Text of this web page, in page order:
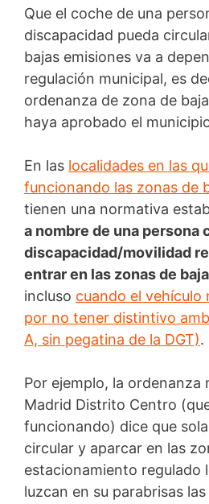
Que el coche de una
discapacidad pueda
bajas emisiones va a
regulación municipal, es
ordenanza de zona de
haya aprobado el
En las localidades en las
funcionando las zonas de
tienen una normativa
a nombre de una persona
discapacidad/movilidad
entrar en las zonas de
incluso cuando el vehículo
por no tener distintivo
A, sin pegatina de la DGT).
Por ejemplo, la ordenanza
Madrid Distrito Centro
funcionando) dice que
circular y aparcar en las
estacionamiento regulado
luzcan en su parabrisas